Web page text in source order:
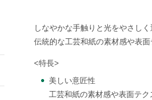
しなやかな手触りと光をやさし
伝統的な工芸和紙の素材感や表
<特長>
美しい意匠性
工芸和紙の素材感や表面テ